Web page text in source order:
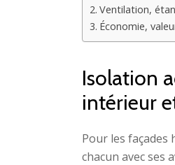
Ventilation,
Économie,
Isolation
intérieur
Pour les façades
chacun avec ses